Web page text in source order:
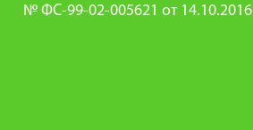
№ ФС-99-02-005621 от 14.10.2016